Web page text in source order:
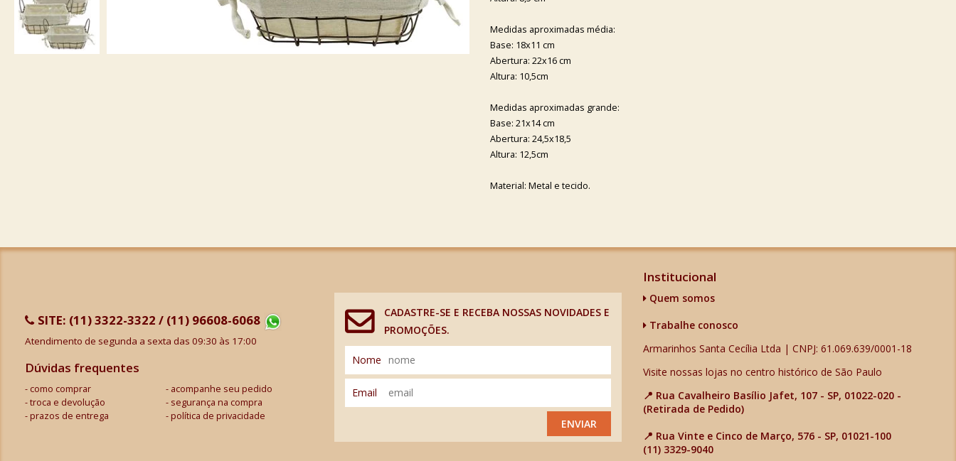
Medidas aproximadas média:
Base: 18x11 cm
Abertura: 22x16 cm
Altura: 10,5cm
Medidas aproximadas grande:
Base: 21x14 cm
Abertura: 24,5x18,5
Altura: 12,5cm
Material: Metal e tecido.
SITE: (11) 3322-3322 / (11) 96608-6068
Atendimento de segunda a sexta das 09:30 às 17:00
Dúvidas frequentes
como comprar
acompanhe seu pedido
troca e devolução
segurança na compra
prazos de entrega
política de privacidade
CADASTRE-SE E RECEBA NOSSAS NOVIDADES E
PROMOÇÕES.
Nome
Email
ENVIAR
Institucional
Quem somos
Trabalhe conosco
Armarinhos Santa Cecília Ltda | CNPJ: 61.069.639/0001-18
Visite nossas lojas no centro histórico de São Paulo
📍 Rua Cavalheiro Basílio Jafet, 107 - SP, 01022-020 -
(Retirada de Pedido)
📍 Rua Vinte e Cinco de Março, 576 - SP, 01021-100
(11) 3329-9040